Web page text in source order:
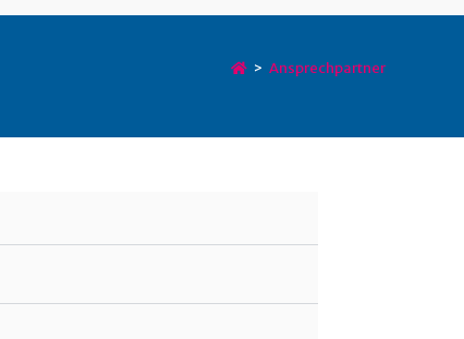
> Ansprechpartner